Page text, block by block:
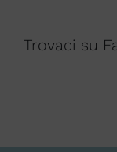
Trovaci su